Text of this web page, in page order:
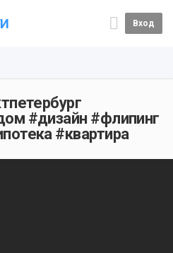
Вход
#дизайн #флипинг
#квартира